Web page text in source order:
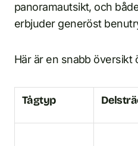
panoramautsikt, och
erbjuder generöst
Här är en snabb översikt
Tågtyp